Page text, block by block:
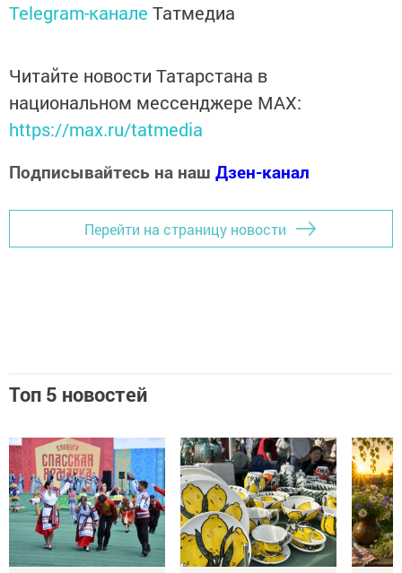
Telegram-канале Татмедиа
Читайте новости Татарстана в
национальном мессенджере MАХ:
https://max.ru/tatmedia
Подписывайтесь на наш Дзен-канал
Перейти на страницу новости
Топ 5 новостей